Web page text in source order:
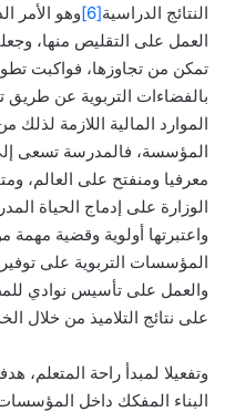
النتائج الدراسية[6]
وهو الأمر
العمل على التقليص منها،
تمكن من تجاوزها، فواكبت
بالفضاءات التربوية عن طريق
الموارد المالية اللازمة
المؤسسة، فالمدرسة تسعى
معرفيا ومنفتح على العالم،
الوزارة على إدماج الحياة
واعتبرتها أولوية وقضية مهمة
المؤسسات التربوية على
والعمل على تأسيس نوادي
على نتائج التلاميذ من خلال
وتفعيلا لمبدأ راحة المتعلم،
البناء المفكك داخل